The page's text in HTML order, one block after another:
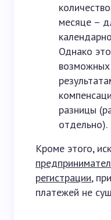
месяце –
Однако
возможных
разницы
отдельно).
Кроме этого,
регистрации,
платежей не